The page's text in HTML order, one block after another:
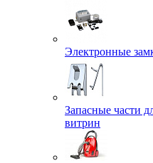
Электронные
Запасные части
витрин